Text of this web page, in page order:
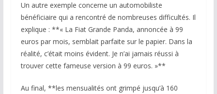
Un autre exemple concerne un automobiliste
bénéficiaire qui a rencontré de nombreuses difficultés. Il
explique : **« La Fiat Grande Panda, annoncée à 99
euros par mois, semblait parfaite sur le papier. Dans la
réalité, c’était moins évident. Je n’ai jamais réussi à
trouver cette fameuse version à 99 euros. »**
Au final, **les mensualités ont grimpé jusqu’à 160